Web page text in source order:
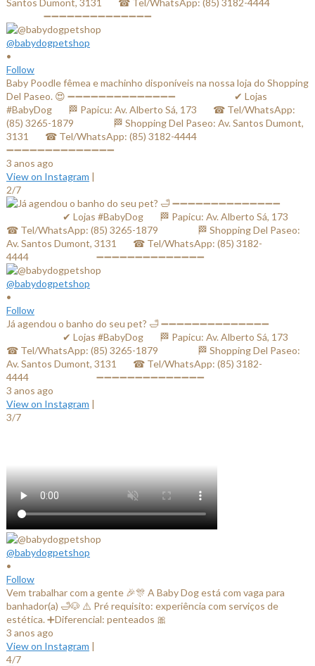
@babydogpetshop
•
Follow
Baby Poodle fêmea e machinho disponíveis na nossa loja do Shopping
Del Paseo. 😍 ➖➖➖➖➖➖➖➖➖➖➖➖➖➖ ⠀⠀⠀⠀⠀⠀⠀⠀✔ Lojas
#BabyDog⠀⠀ 🏁 Papicu: Av. Alberto Sá, 173⠀⠀ ☎ Tel/WhatsApp:
(85) 3265-1879⠀⠀ ⠀⠀⠀ 🏁 Shopping Del Paseo: Av. Santos Dumont,
3131⠀⠀ ☎ Tel/WhatsApp: (85) 3182-4444⠀⠀⠀⠀ ⠀⠀⠀⠀⠀
➖➖➖➖➖➖➖➖➖➖➖➖➖➖
3 anos ago
View on Instagram |
2/7
@babydogpetshop
•
Follow
Já agendou o banho do seu pet? 🛁 ➖➖➖➖➖➖➖➖➖➖➖➖➖➖
⠀⠀⠀⠀⠀⠀⠀⠀✔ Lojas #BabyDog⠀⠀ 🏁 Papicu: Av. Alberto Sá, 173⠀⠀
☎ Tel/WhatsApp: (85) 3265-1879⠀⠀ ⠀⠀⠀ 🏁 Shopping Del Paseo:
Av. Santos Dumont, 3131⠀⠀ ☎ Tel/WhatsApp: (85) 3182-
4444⠀⠀⠀⠀ ⠀⠀⠀⠀⠀ ➖➖➖➖➖➖➖➖➖➖➖➖➖➖
3 anos ago
View on Instagram |
3/7
@babydogpetshop
•
Follow
Vem trabalhar com a gente 🎉🎊 A Baby Dog está com vaga para
banhador(a) 🛁🐶 ⚠️ Pré requisito: experiência com serviços de
estética. ➕Diferencial: penteados 🎀
3 anos ago
View on Instagram |
4/7